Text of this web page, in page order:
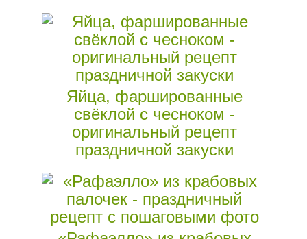
Яйца, фаршированные
свёклой с чесноком -
оригинальный рецепт
праздничной закуски